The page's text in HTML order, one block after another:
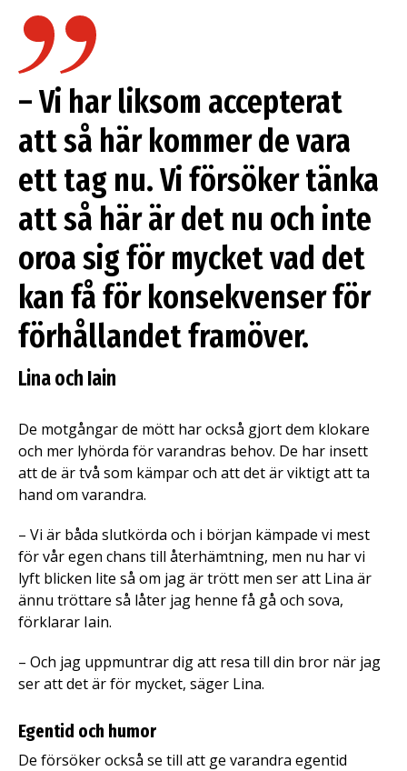
– Vi har liksom accepterat
att så här kommer de vara
ett tag nu. Vi försöker tänka
att så här är det nu och inte
oroa sig för mycket vad det
kan få för konsekvenser för
förhållandet framöver.
Lina och Iain
De motgångar de mött har också gjort dem klokare
och mer lyhörda för varandras behov. De har insett
att de är två som kämpar och att det är viktigt att ta
hand om varandra.
– Vi är båda slutkörda och i början kämpade vi mest
för vår egen chans till återhämtning, men nu har vi
lyft blicken lite så om jag är trött men ser att Lina är
ännu tröttare så låter jag henne få gå och sova,
förklarar Iain.
– Och jag uppmuntrar dig att resa till din bror när jag
ser att det är för mycket, säger Lina.
Egentid och humor
De försöker också se till att ge varandra egentid